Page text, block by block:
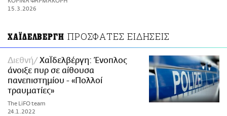
ΑΜΠΑ
15.3.2026
ΧΑΪΔΕΛΒΕΡΓΗ ΠΡΟΣΦΑΤΕΣ ΕΙΔΗΣΕΙΣ
Διεθνή
ΧαΪδελβέργη: Ένοπλος
άνοιξε πυρ σε αίθουσα
πανεπιστημίου - «Πολλοί
τραυματίες»
The LiFO team
24.1.2022